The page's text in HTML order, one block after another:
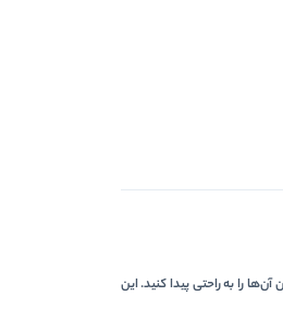
را به راحتی پیدا کنید. این